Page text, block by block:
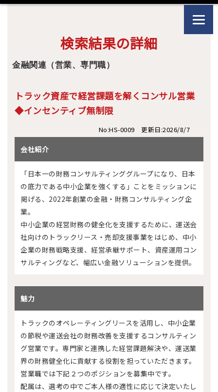
検索結果の詳細
金融関連（営業、専門職）
トラック資産で経営課題を解くコンサル営業
◆インセンティブ無制限
No:HS-0009 更新日:2026/8/7
会社紹介
「日本一の財務コンサルティンググループになり、日本
の底力である中小企業を強くする」ことをミッションに
掲げる、2022年創業の金融・財務コンサルティング企
業。
中小企業の経営財務の健全化を支援するために、運送会
社向けのトラックリース・売却支援事業をはじめ、中小
企業の財務戦略支援、経営承継サポート、資産運用コン
サルティングなど、幅広い金融ソリューションを提供。
魅力
トラックのオペレーティングリースを活用し、中小企業
の節税や運送会社の財務改善を支援するコンサルティン
グ営業です。専門家と連携した経営課題解決や、運送業
界の財務健全化に貢献する役割を担っていただきます。
営業職では下記２つのポジションを募集中です。
配属は、選考の中でご本人様の適性に応じて決定いたし